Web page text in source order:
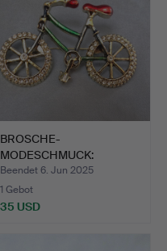
BROSCHE-
MODESCHMUCK:
FAHRRAD MOTIV.
Beendet 6. Jun 2025
1 Gebot
35 USD